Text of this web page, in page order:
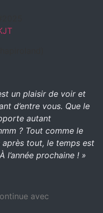
un plaisir de voir et
d’entre vous. Que le
autant
? Tout comme le
tout, le temps est
l’année prochaine ! »
avec